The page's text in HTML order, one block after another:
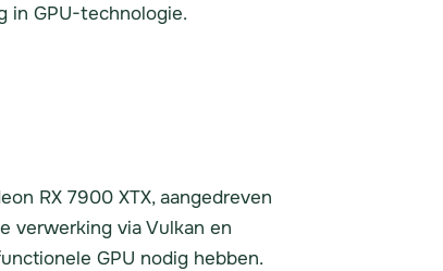
in GPU-technologie.
RX 7900 XTX, aangedreven
verwerking via Vulkan en
GPU nodig hebben.